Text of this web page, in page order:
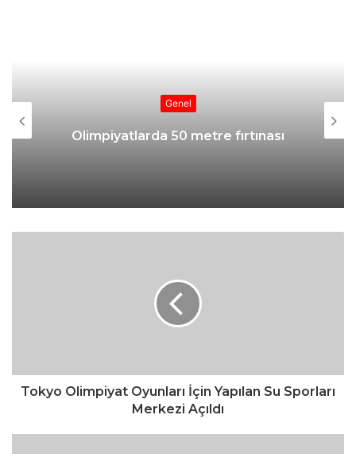
Genel
Olimpiyatlarda 50 metre fırtınası
Tokyo Olimpiyat Oyunları İçin Yapılan Su Sporları
Merkezi Açıldı